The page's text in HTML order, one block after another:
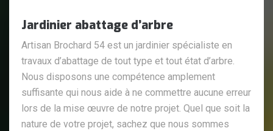
Jardinier abattage d’arbre
Artisan Brochard 54 est un jardinier spécialiste en
travaux d’abattage de tout type et tout état d’arbre.
Nous disposons une compétence amplement
suffisante qui nous aide à ne commettre aucune erreur
lors de la mise œuvre de notre projet. Quel que soit la
nature de votre projet, sachez que nous sommes